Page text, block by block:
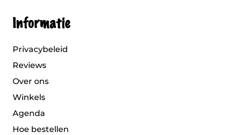
Informatie
Privacybeleid
Reviews
Over ons
Winkels
Agenda
Hoe bestellen